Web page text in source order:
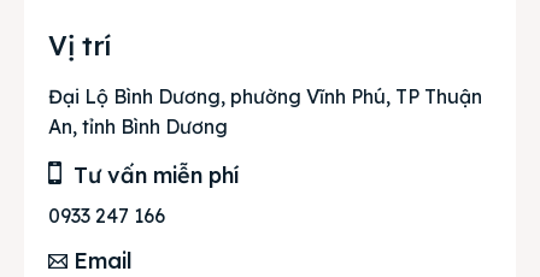
Vị trí
Đại Lộ Bình Dương, phường Vĩnh Phú, TP Thuận
An, tỉnh Bình Dương
Tư vấn miễn phí
0933 247 166
Email